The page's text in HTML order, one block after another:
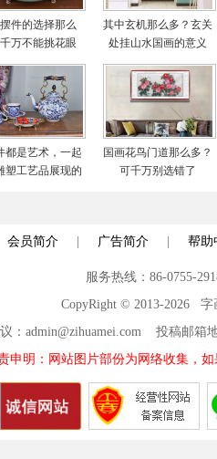
件的选择那么
万不能挑花眼
其中玄机那么多？玄关
处挂山水国画的意义
都是艺术，一起
塑工艺品展现的
国画花鸟门道那么多？
可千万别选错了
会员简介 | 广告简介 | 帮助
服务热线：86-0755-
CopyRight © 2013-2026 字
：admin@zihuamei.com 投稿邮
申明：网站图片部份为网络收集，